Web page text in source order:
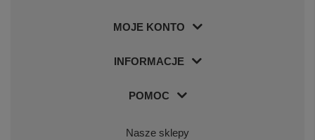
MOJE KONTO
INFORMACJE
POMOC
Nasze sklepy